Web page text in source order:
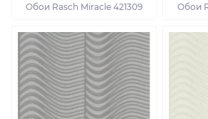
Обои Rasch Miracle 421309 Обои